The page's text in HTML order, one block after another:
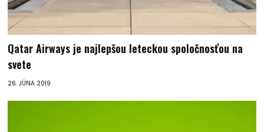
Qatar Airways je najlepšou leteckou spoločnosťou na
svete
26. JÚNA 2019